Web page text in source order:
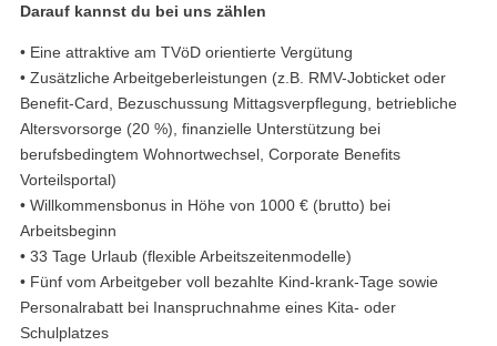
Darauf kannst du bei uns zählen
• Eine attraktive am TVöD orientierte Vergütung
• Zusätzliche Arbeitgeberleistungen (z.B. RMV-Jobticket oder
Benefit-Card, Bezuschussung Mittagsverpflegung, betriebliche
Altersvorsorge (20 %), finanzielle Unterstützung bei
berufsbedingtem Wohnortwechsel, Corporate Benefits
Vorteilsportal)
• Willkommensbonus in Höhe von 1000 € (brutto) bei
Arbeitsbeginn
• 33 Tage Urlaub (flexible Arbeitszeitenmodelle)
• Fünf vom Arbeitgeber voll bezahlte Kind-krank-Tage sowie
Personalrabatt bei Inanspruchnahme eines Kita- oder
Schulplatzes